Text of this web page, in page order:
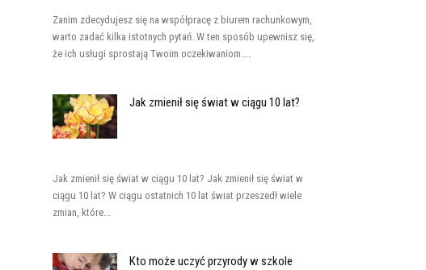
Zanim zdecydujesz się na współpracę z biurem rachunkowym,
warto zadać kilka istotnych pytań. W ten sposób upewnisz się,
że ich usługi sprostają Twoim oczekiwaniom....
Jak zmienił się świat w ciągu 10 lat?
Jak zmienił się świat w ciągu 10 lat? Jak zmienił się świat w
ciągu 10 lat? W ciągu ostatnich 10 lat świat przeszedł wiele
zmian, które...
Kto może uczyć przyrody w szkole